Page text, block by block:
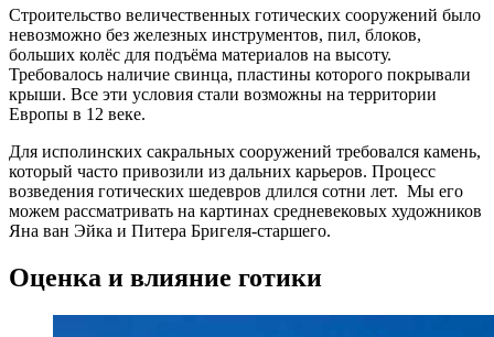
Строительство величественных готических сооружений было
невозможно без железных инструментов, пил, блоков,
больших колёс для подъёма материалов на высоту.
Требовалось наличие свинца, пластины которого покрывали
крыши. Все эти условия стали возможны на территории
Европы в 12 веке.
Для исполинских сакральных сооружений требовался камень,
который часто привозили из дальних карьеров. Процесс
возведения готических шедевров длился сотни лет. Мы его
можем рассматривать на картинах средневековых художников
Яна ван Эйка и Питера Бригеля-старшего.
Оценка и влияние готики